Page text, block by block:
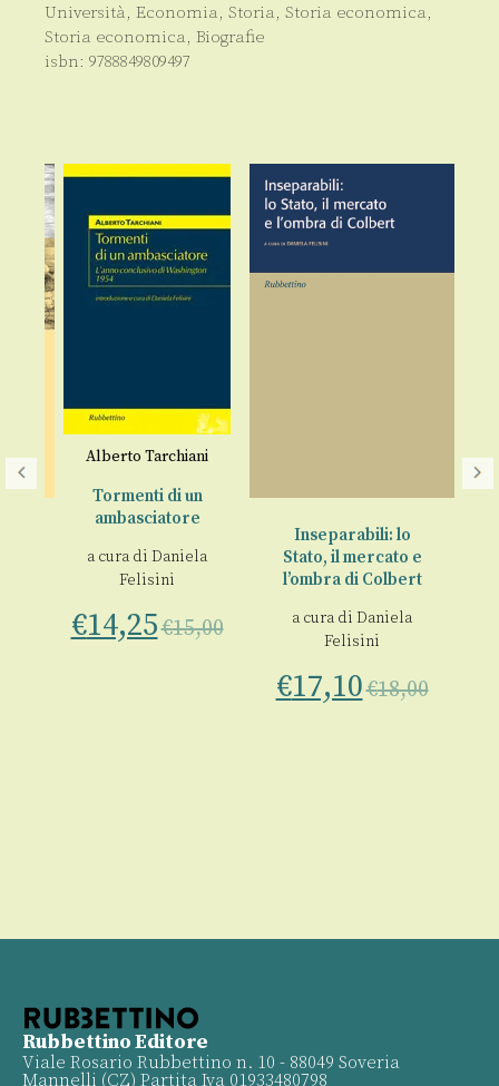
Università, Economia, Storia, Storia economica,
Storia economica, Biografie
isbn: 9788849809497
Alberto Tarchiani
Tormenti di un
ambasciatore
a cura di Daniela
Felisini
€14,25€15,00
Inseparabili: lo
Stato, il mercato e
l’ombra di Colbert
a cura di Daniela
Felisini
€17,10€18,00
Rubbettino Editore
Viale Rosario Rubbettino n. 10 - 88049 Soveria
Mannelli (CZ) Partita Iva 01933480798